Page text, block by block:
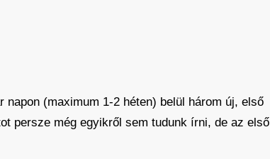
(maximum 1-2 héten) belül három új, első
persze még egyikről sem tudunk írni, de az első